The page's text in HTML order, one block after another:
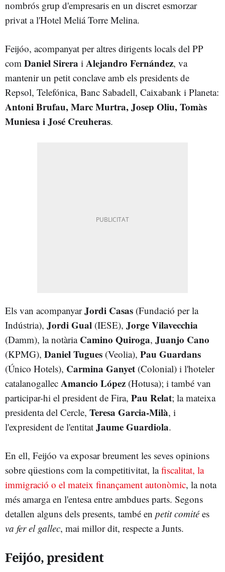
nombrós grup d'empresaris en un discret esmorzar
privat a l'Hotel Meliá Torre Melina.
Feijóo, acompanyat per altres dirigents locals del PP
com Daniel Sirera i Alejandro Fernández, va
mantenir un petit conclave amb els presidents de
Repsol, Telefónica, Banc Sabadell, Caixabank i Planeta:
Antoni Brufau,Marc Murtra,Josep Oliu,Tomàs
Muniesa i José Creuheras.
Els van acompanyarJordi Casas (Fundació per la
Indústria), Jordi Gual (IESE), Jorge Vilavecchia
(Damm), la notària Camino Quiroga, Juanjo Cano
(KPMG), Daniel Tugues (Veolia), Pau Guardans
(Único Hotels), Carmina Ganyet (Colonial) i l'hoteler
catalanogallec Amancio López (Hotusa); i també van
participar-hi el president de Fira, Pau Relat; la mateixa
presidenta del Cercle, Teresa Garcia-Milà, i
l'expresident de l'entitat JaumeGuardiola.
En ell, Feijóo va exposar breument les seves opinions
sobre qüestions com la competitivitat, lafiscalitat, la
immigració o el mateix finançament autonòmic, la nota
més amarga en l'entesa entre ambdues parts. Segons
detallen alguns dels presents, també en petit comitées
va fer el gallec, mai millor dit, respecte a Junts.
Feijóo, president